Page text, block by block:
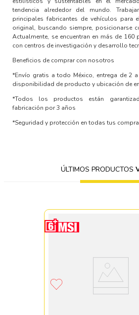
tendencia alrededor del mundo.
principales fabricantes de vehículos para
original, buscando siempre, posicionarse
Actualmente, se encuentran en más de
con centros de investigación y desarrollo
Beneficios de comprar con nosotros
*Envío gratis a todo México, entrega de 2
disponibilidad de producto y ubicación de
*Todos los productos están
fabricación por 3 años
*Seguridad y protección en todas tus
ÚLTIMOS PRODUCTOS